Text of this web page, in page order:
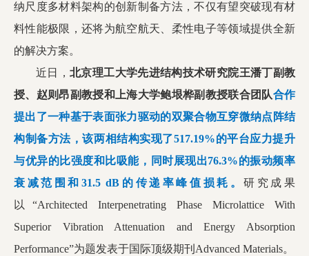
纳尺度多材料架构的创新制备方法，不仅有望突破现有材
料性能极限，还将为航空航天、柔性电子等领域提供全新
的解决方案。
近日，北京理工大学先进结构技术研究院王潘丁副教
授、赵则昂副教授和上海大学鲍垠桦副教授联合团队合作
提出了一种基于表面张力驱动的双聚合物互穿微纳点阵结
构制备方法，该两相结构实现了517.19%的平台应力提升
与优异的比强度和比吸能，同时展现出76.3%的振动频率
衰减范围和31.5 dB 的传递率峰值损耗。研究成果
以“Architected Interpenetrating Phase Microlattice With
Superior Vibration Attenuation and Energy Absorption
Performance”为题发表于国际顶级期刊Advanced Materials。